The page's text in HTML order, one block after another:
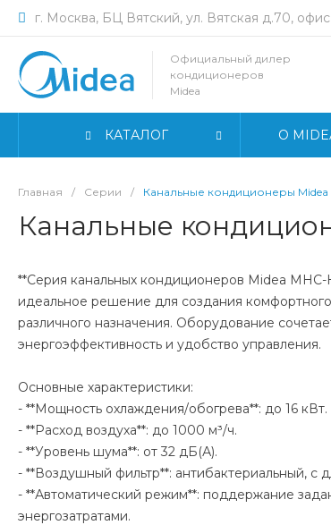
г. Москва, БЦ Вятский, ул. Вятская д.70, офис
Официальный дилер
кондиционеров
Midea
КАТАЛОГ О
Главная / Серии / Канальные кондиционеры Midea
Канальные
**Серия канальных кондиционеров Midea MHC-
идеальное решение для создания
различного назначения. Оборудование
энергоэффективность и удобство управления.
Основные характеристики:
- **Мощность охлаждения/обогрева**: до 16 кВт.
- **Расход воздуха**: до 1000 м³/ч.
- **Уровень шума**: от 32 дБ(А).
- **Воздушный фильтр**: антибактериальный, с
- **Автоматический режим**: поддержание
энергозатратами.